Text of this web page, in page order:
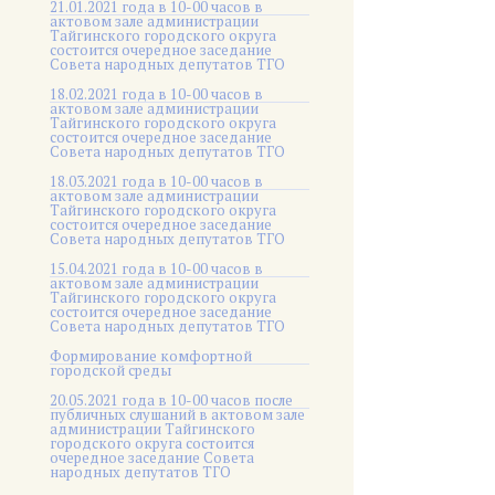
21.01.2021 года в 10-00 часов в
актовом зале администрации
Тайгинского городского округа
состоится очередное заседание
Совета народных депутатов ТГО
18.02.2021 года в 10-00 часов в
актовом зале администрации
Тайгинского городского округа
состоится очередное заседание
Совета народных депутатов ТГО
18.03.2021 года в 10-00 часов в
актовом зале администрации
Тайгинского городского округа
состоится очередное заседание
Совета народных депутатов ТГО
15.04.2021 года в 10-00 часов в
актовом зале администрации
Тайгинского городского округа
состоится очередное заседание
Совета народных депутатов ТГО
Формирование комфортной
городской среды
20.05.2021 года в 10-00 часов после
публичных слушаний в актовом зале
администрации Тайгинского
городского округа состоится
очередное заседание Совета
народных депутатов ТГО